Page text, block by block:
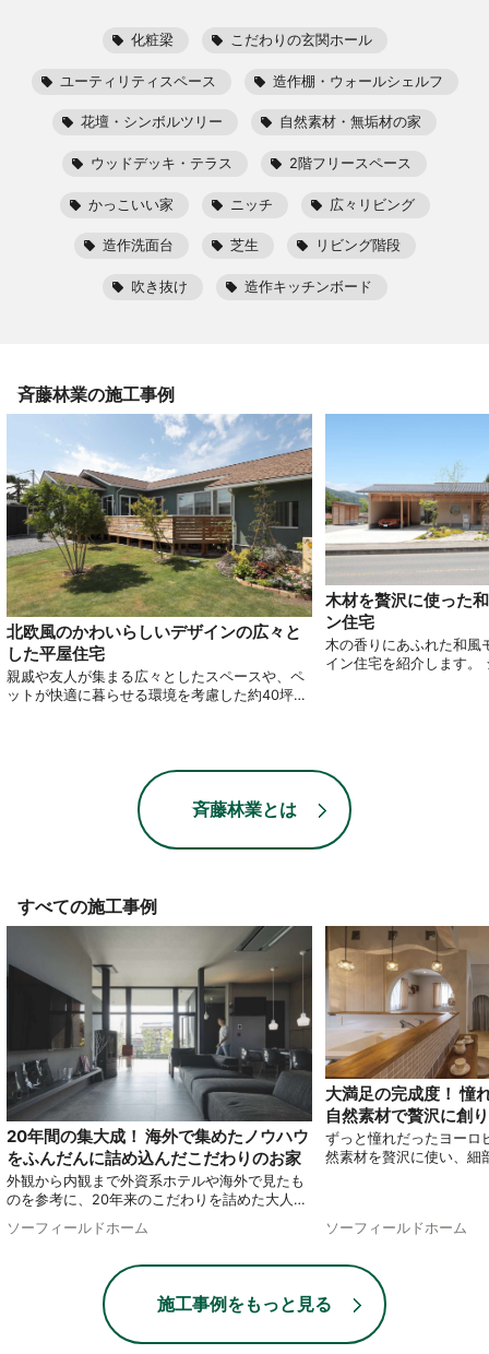
化粧梁 こだわりの玄関ホール
ユーティリティスペース 造作棚・ウォールシェルフ
花壇・シンボルツリー 自然素材・無垢材の家
ウッドデッキ・テラス 2階フリースペース
かっこいい家 ニッチ 広々リビング
造作洗面台 芝生 リビング階段
吹き抜け 造作キッチンボード
斉藤林業の施工事例
北欧風のかわいらしいデザインの広々と
した平屋住宅
親戚や友人が集まる広々としたスペースや、ペ
ットが快適に暮らせる環境を考慮した約40坪の
かな時間を共有できる、ゆったりとした空間は
木材を贅沢に使った
ン住宅
木の香りにあふれた和風
イン住宅を紹介します。
斉藤林業とは
すべての施工事例
20年間の集大成！ 海外で集めたノウハウ
をふんだんに詰め込んだこだわりのお家
外観から内観まで外資系ホテルや海外で見たも
のを参考に、20年来のこだわりを詰めた大人の
家をご紹介します。
ソーフィールドホーム
大満足の完成度！ 憧
自然素材で贅沢に創
ずっと憧れだったヨーロ
然素材を贅沢に使い、細
ソーフィールドホーム
施工事例をもっと見る